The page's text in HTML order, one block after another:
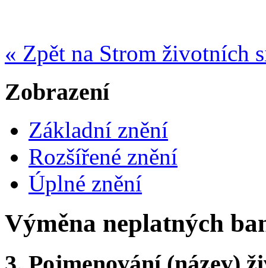
« Zpět na Strom životních
Zobrazení
Základní znění
Rozšířené znění
Úplné znění
Výměna neplatných